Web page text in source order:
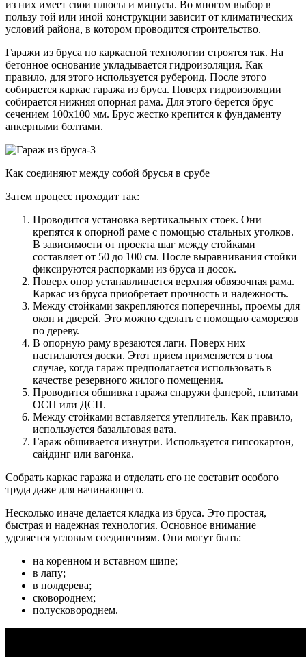
из них имеет свои плюсы и минусы. Во многом выбор в
пользу той или иной конструкции зависит от климатических
условий района, в котором проводится строительство.
Гаражи из бруса по каркасной технологии строятся так. На
бетонное основание укладывается гидроизоляция. Как
правило, для этого используется рубероид. После этого
собирается каркас гаража из бруса. Поверх гидроизоляции
собирается нижняя опорная рама. Для этого берется брус
сечением 100х100 мм. Брус жестко крепится к фундаменту
анкерными болтами.
Как соединяют между собой брусья в срубе
Затем процесс проходит так:
Проводится установка вертикальных стоек. Они
крепятся к опорной раме с помощью стальных уголков.
В зависимости от проекта шаг между стойками
составляет от 50 до 100 см. После выравнивания стойки
фиксируются распорками из бруса и досок.
Поверх опор устанавливается верхняя обвязочная рама.
Каркас из бруса приобретает прочность и надежность.
Между стойками закрепляются поперечины, проемы для
окон и дверей. Это можно сделать с помощью саморезов
по дереву.
В опорную раму врезаются лаги. Поверх них
настилаются доски. Этот прием применяется в том
случае, когда гараж предполагается использовать в
качестве резервного жилого помещения.
Проводится обшивка гаража снаружи фанерой, плитами
ОСП или ДСП.
Между стойками вставляется утеплитель. Как правило,
используется базальтовая вата.
Гараж обшивается изнутри. Используется гипсокартон,
сайдинг или вагонка.
Собрать каркас гаража и отделать его не составит особого
труда даже для начинающего.
Несколько иначе делается кладка из бруса. Это простая,
быстрая и надежная технология. Основное внимание
уделяется угловым соединениям. Они могут быть:
на коренном и вставном шипе;
в лапу;
в полдерева;
сковороднем;
полусковороднем.